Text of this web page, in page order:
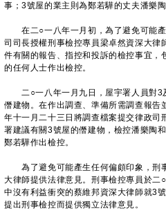
事；3號屋的業主則為鄭若驊的丈夫潘樂陶
在二○一八年一月初，為了避免可能產
司​​司長授權刑事檢控專員梁卓然資深大律
件有關的報告、指控和投訴的檢控事宜，
的任何人士作出檢控。
二○一八年一月九日，屋宇署人員對3
僭建物。在作出調查、準備所需調查報告
年十一月二十三日將調查檔案提交律政司
署建議有關3號屋的僭建物，檢控潘樂陶
鄭若驊作出檢控。
為了避免可能產生任何偏頗印象，刑
大律師提供法律意見。刑事檢控專員於二
中沒有利益衝突的蔡維邦資深大律師就3
提出刑事檢控而提供獨立法律意見。